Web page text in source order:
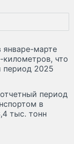
январе-марте
километров, что
период 2025
период
в
тыс. тонн